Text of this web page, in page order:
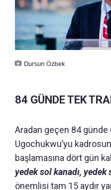
Dursun Özbek
84 GÜNDE TEK
Aradan geçen 84
Ugochukwu’yu
başlamasına dört gün
yedek sol kanadı,
önemlisi tam 15 aydır